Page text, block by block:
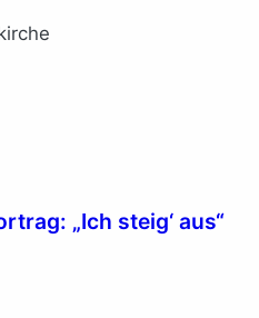
„Ich steig‘ aus“